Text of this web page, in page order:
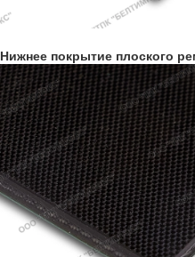
Нижнее покрытие плоского